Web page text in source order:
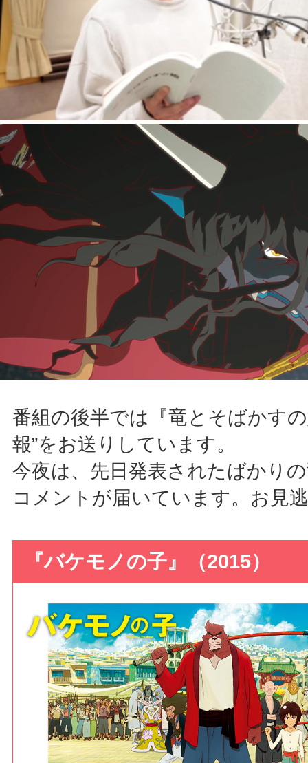
番組の後半では『竜とそばかす
報”をお送りしています。
今夜は、先日発表されたばかり
コメントが届いています。お見
『バケモノの子』（2015）